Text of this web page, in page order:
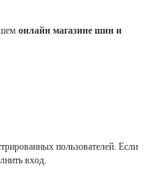
онлайн магазине шин и
пользователей. Если
вход.